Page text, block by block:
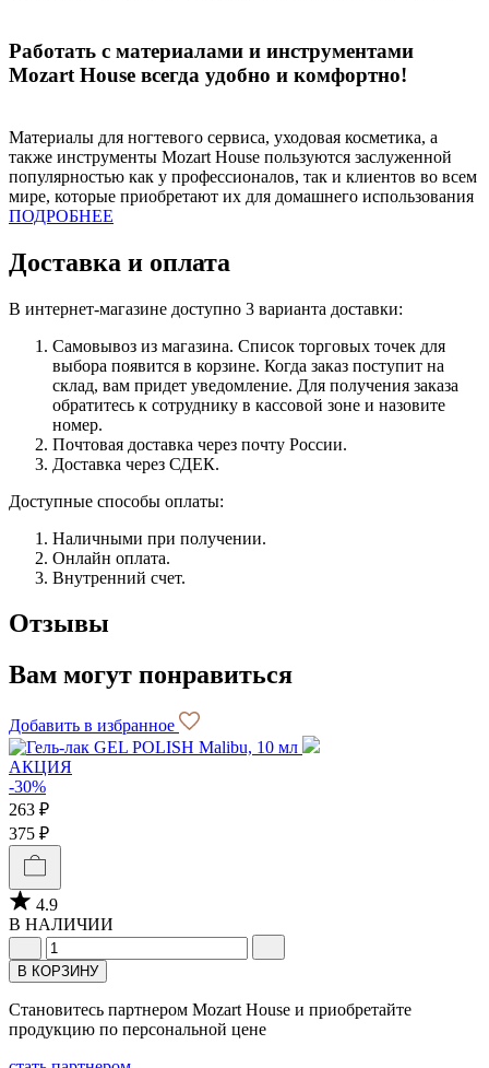
Работать с материалами и инструментами
Mozart House всегда удобно и комфортно!
Материалы для ногтевого сервиса, уходовая косметика, а
также инструменты Mozart House пользуются заслуженной
популярностью как у профессионалов, так и клиентов во всем
мире, которые приобретают их для домашнего использования
ПОДРОБНЕЕ
Доставка и оплата
В интернет-магазине доступно 3 варианта доставки:
Самовывоз из магазина. Список торговых точек для
выбора появится в корзине. Когда заказ поступит на
склад, вам придет уведомление. Для получения заказа
обратитесь к сотруднику в кассовой зоне и назовите
номер.
Почтовая доставка через почту России.
Доставка через СДЕК.
Доступные способы оплаты:
Наличными при получении.
Онлайн оплата.
Внутренний счет.
Отзывы
Вам могут понравиться
Добавить в избранное
АКЦИЯ
-30%
263 ₽
375 ₽
4.9
В НАЛИЧИИ
В КОРЗИНУ
Становитесь партнером Mozart House и приобретайте
продукцию по персональной цене